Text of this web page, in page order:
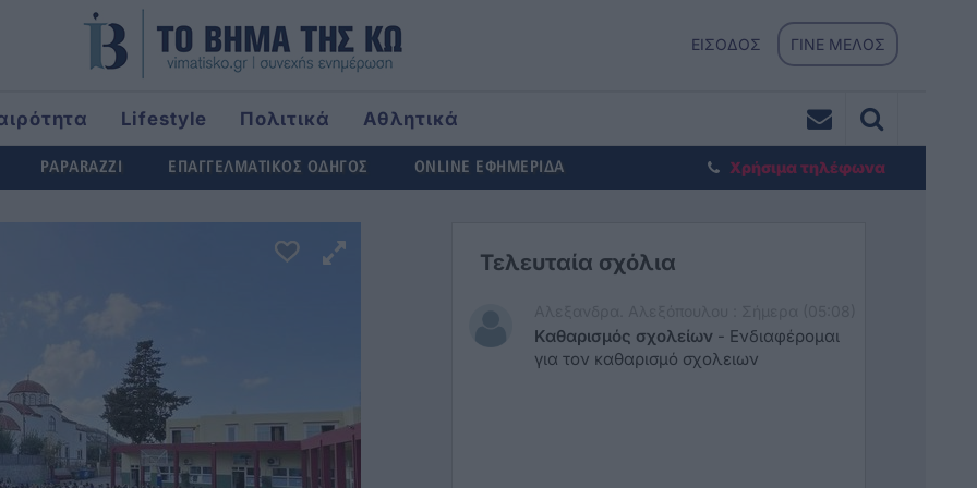
ΕΙΣΟΔΟΣ ΓΙΝΕ ΜΕΛΟΣ
Lifestyle Πολιτικά
Αθλητικά
PAPARAZZI ΕΠΑΓΓΕΛΜΑΤΙΚΟΣ ΟΔΗΓΟΣ ONLINE ΕΦΗΜΕΡΙΔΑ Χρήσιμα τηλέφωνα
Τελευταία σχόλια
Καθαρισμός σχολείων - Ενδιαφέρομαι
για τον καθαρισμό σχολειων